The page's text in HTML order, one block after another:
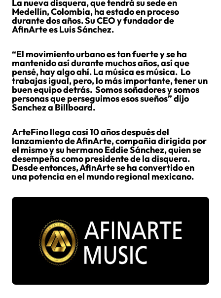
La nueva disquera, que tendrá su sede en
Medellín, Colombia, ha estado en proceso
durante dos años. Su CEO y fundador de
AfinArte es Luis Sánchez.
“El movimiento urbano es tan fuerte y se ha
mantenido así durante muchos años, así que
pensé, hay algo ahí. La música es música. Lo
trabajas igual, pero, lo más importante, tener un
buen equipo detrás. Somos soñadores y somos
personas que perseguimos esos sueños” dijo
Sanchez a Billboard.
ArteFino llega casi 10 años después del
lanzamiento de AfinArte, compañia dirigida por
el mismo y su hermano Eddie Sánchez, quien se
desempeña como presidente de la disquera.
Desde entonces, AfinArte se ha convertido en
una potencia en el mundo regional mexicano.